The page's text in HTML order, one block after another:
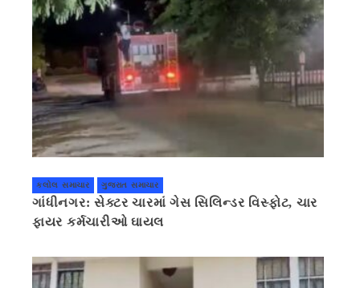
કલોલ સમાચાર ગુજરાત સમાચાર
ગાંધીનગર: સેક્ટર ચારમાં ગેસ સિલિન્ડર વિસ્ફોટ, ચાર
ફાયર કર્મચારીઓ ઘાયલ